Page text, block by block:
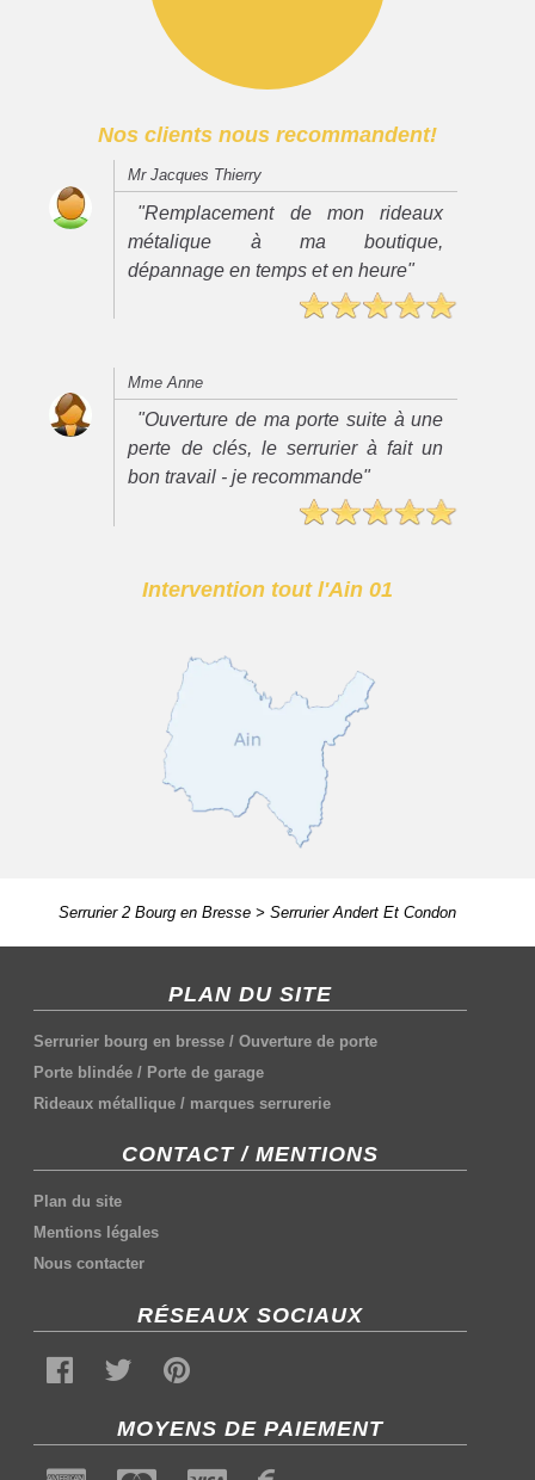
Nos clients nous recommandent!
Mr Jacques Thierry
"Remplacement de mon rideaux
métalique à ma boutique,
dépannage en temps et en heure"
Mme Anne
"Ouverture de ma porte suite à une
perte de clés, le serrurier à fait un
bon travail - je recommande"
Intervention tout l'Ain 01
Serrurier 2 Bourg en Bresse> Serrurier Andert Et Condon
PLAN DU SITE
Serrurier bourg en bresse /Ouverture de porte
Porte blindée / Porte de garage
Rideaux métallique / marques serrurerie
CONTACT / MENTIONS
Plan du site
Mentions légales
Nous contacter
RÉSEAUX SOCIAUX
MOYENS DE PAIEMENT